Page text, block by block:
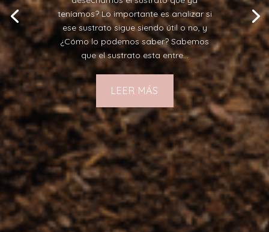
teníamos? Lo importante es analizar si
ese sustrato sigue siendo útil o no, y
¿Cómo lo podemos saber? Sabemos
que el sustrato esta entre...
LEER MÁS